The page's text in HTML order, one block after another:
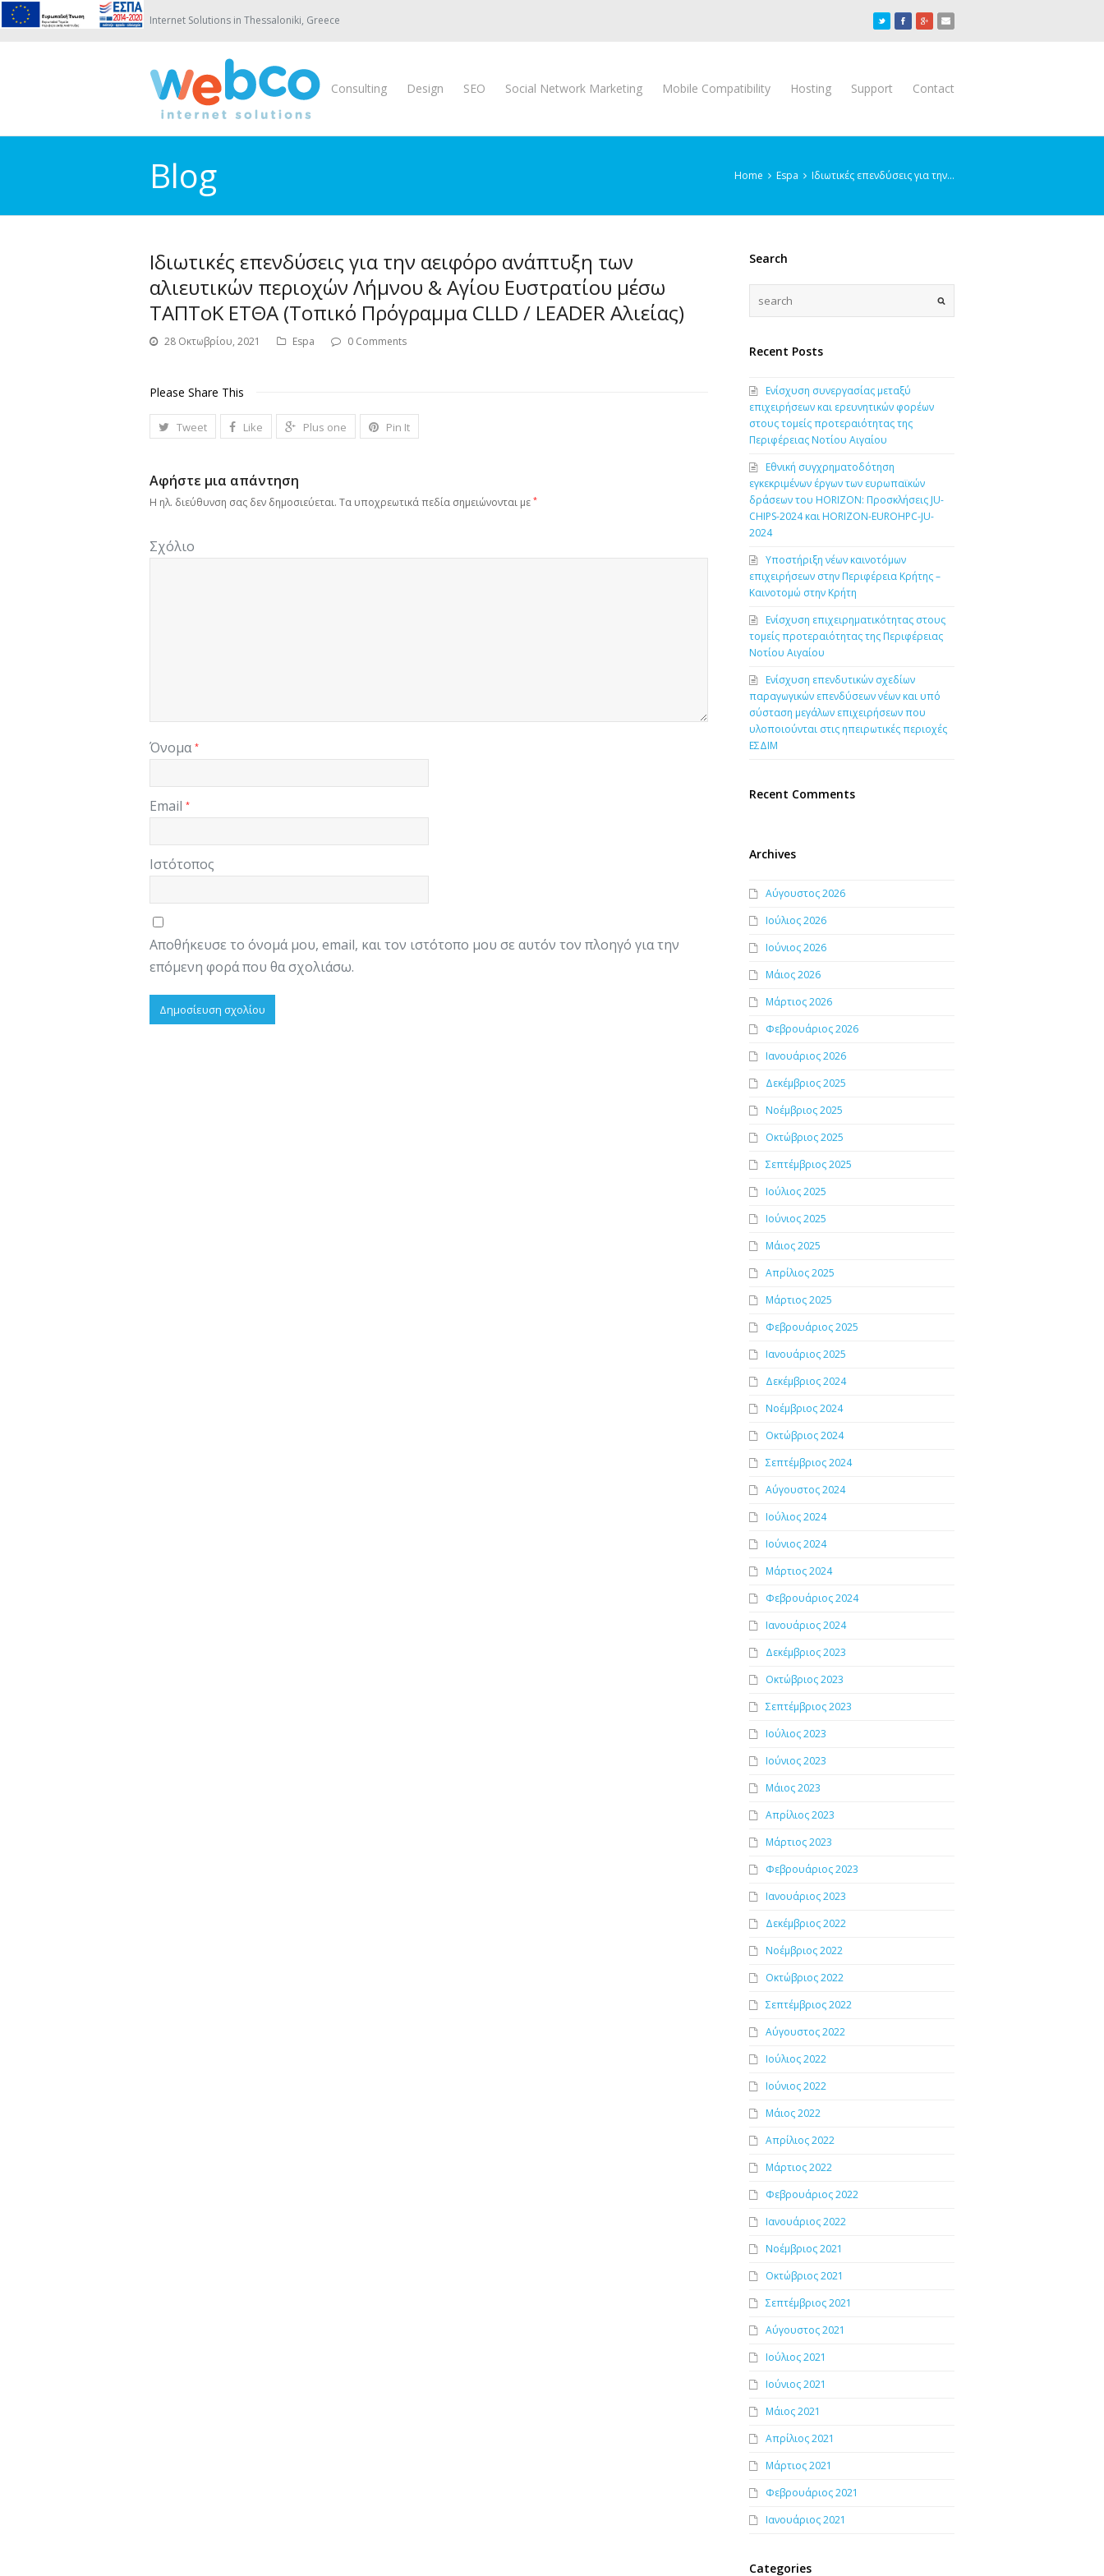
Internet Solutions in Thessaloniki, Greece
Consulting Design SEO Social Network Marketing Mobile Compatibility Hosting Support Contact
Blog Home Espa Ιδιωτικές επενδύσεις για την…
Ιδιωτικές επενδύσεις για την αειφόρο ανάπτυξη των
αλιευτικών περιοχών Λήμνου & Αγίου Ευστρατίου μέσω
ΤΑΠΤοΚ ΕΤΘΑ (Τοπικό Πρόγραμμα CLLD / LEADER Αλιείας)
28 Οκτωβρίου, 2021 Espa 0 Comments
Please Share This
Tweet Like Plus one Pin It
Αφήστε μια απάντηση
Η ηλ. διεύθυνση σας δεν δημοσιεύεται. Τα υποχρεωτικά πεδία σημειώνονται με *
Σχόλιο
Όνομα *
Email *
Ιστότοπος
Αποθήκευσε το όνομά μου, email, και τον ιστότοπο μου σε αυτόν τον πλοηγό για την
επόμενη φορά που θα σχολιάσω.
Search
Recent Posts
Ενίσχυση συνεργασίας μεταξύ
επιχειρήσεων και ερευνητικών φορέων
στους τομείς προτεραιότητας της
Περιφέρειας Νοτίου Αιγαίου
Εθνική συγχρηματοδότηση
εγκεκριμένων έργων των ευρωπαϊκών
δράσεων του HORIZON: Προσκλήσεις JU-
CHIPS-2024 και HORIZON-EUROHPC-JU-
2024
Υποστήριξη νέων καινοτόμων
επιχειρήσεων στην Περιφέρεια Κρήτης –
Καινοτομώ στην Κρήτη
Ενίσχυση επιχειρηματικότητας στους
τομείς προτεραιότητας της Περιφέρειας
Νοτίου Αιγαίου
Ενίσχυση επενδυτικών σχεδίων
παραγωγικών επενδύσεων νέων και υπό
σύσταση μεγάλων επιχειρήσεων που
υλοποιούνται στις ηπειρωτικές περιοχές
ΕΣΔΙΜ
Recent Comments
Archives
Αύγουστος 2026
Ιούλιος 2026
Ιούνιος 2026
Μάιος 2026
Μάρτιος 2026
Φεβρουάριος 2026
Ιανουάριος 2026
Δεκέμβριος 2025
Νοέμβριος 2025
Οκτώβριος 2025
Σεπτέμβριος 2025
Ιούλιος 2025
Ιούνιος 2025
Μάιος 2025
Απρίλιος 2025
Μάρτιος 2025
Φεβρουάριος 2025
Ιανουάριος 2025
Δεκέμβριος 2024
Νοέμβριος 2024
Οκτώβριος 2024
Σεπτέμβριος 2024
Αύγουστος 2024
Ιούλιος 2024
Ιούνιος 2024
Μάρτιος 2024
Φεβρουάριος 2024
Ιανουάριος 2024
Δεκέμβριος 2023
Οκτώβριος 2023
Σεπτέμβριος 2023
Ιούλιος 2023
Ιούνιος 2023
Μάιος 2023
Απρίλιος 2023
Μάρτιος 2023
Φεβρουάριος 2023
Ιανουάριος 2023
Δεκέμβριος 2022
Νοέμβριος 2022
Οκτώβριος 2022
Σεπτέμβριος 2022
Αύγουστος 2022
Ιούλιος 2022
Ιούνιος 2022
Μάιος 2022
Απρίλιος 2022
Μάρτιος 2022
Φεβρουάριος 2022
Ιανουάριος 2022
Νοέμβριος 2021
Οκτώβριος 2021
Σεπτέμβριος 2021
Αύγουστος 2021
Ιούλιος 2021
Ιούνιος 2021
Μάιος 2021
Απρίλιος 2021
Μάρτιος 2021
Φεβρουάριος 2021
Ιανουάριος 2021
Categories